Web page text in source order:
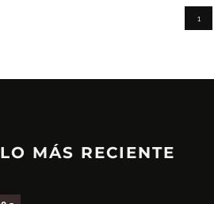
1
LO MÁS RECIENTE